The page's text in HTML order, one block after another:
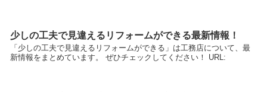
少しの工夫で見違えるリフォームができる最新情報！
「少しの工夫で見違えるリフォームができる」は工務店について、最
新情報をまとめています。 ぜひチェックしてください！ URL: